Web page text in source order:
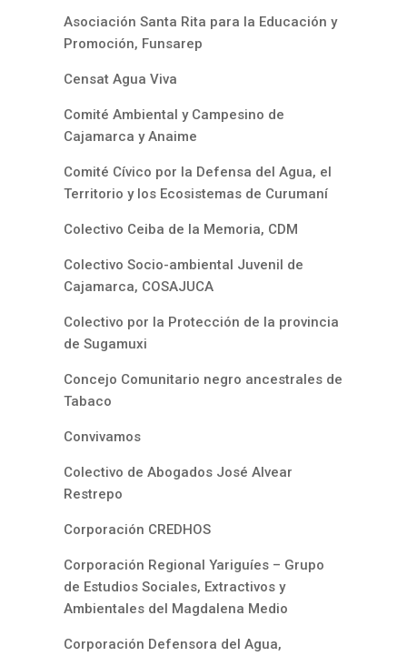
Asociación Santa Rita para la Educación y
Promoción, Funsarep
Censat Agua Viva
Comité Ambiental y Campesino de
Cajamarca y Anaime
Comité Cívico por la Defensa del Agua, el
Territorio y los Ecosistemas de Curumaní
Colectivo Ceiba de la Memoria, CDM
Colectivo Socio-ambiental Juvenil de
Cajamarca, COSAJUCA
Colectivo por la Protección de la provincia
de Sugamuxi
Concejo Comunitario negro ancestrales de
Tabaco
Convivamos
Colectivo de Abogados José Alvear
Restrepo
Corporación CREDHOS
Corporación Regional Yariguíes – Grupo
de Estudios Sociales, Extractivos y
Ambientales del Magdalena Medio
Corporación Defensora del Agua,